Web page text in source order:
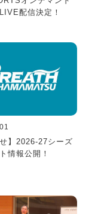
配信決定！
せ】2026-27シーズ
情報公開！